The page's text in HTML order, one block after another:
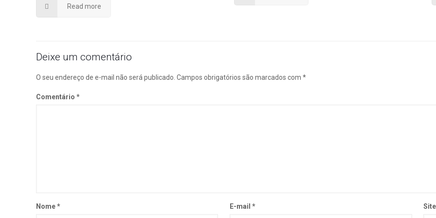
Read more
Deixe um comentário
O seu endereço de e-mail não será publicado. Campos obrigatórios são marcados com*
Comentário*
Nome* E-mail* Site